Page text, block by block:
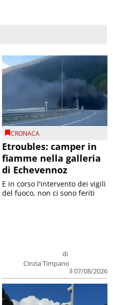
CRONACA
Etroubles: camper in
fiamme nella galleria
di Echevennoz
di
Cinzia Timpano
il 07/08/2026
E in corso l'intervento dei vigili
del fuoco, non ci sono feriti